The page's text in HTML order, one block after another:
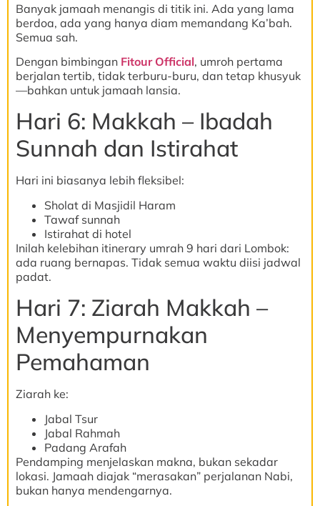
Banyak jamaah menangis di titik ini. Ada yang lama
berdoa, ada yang hanya diam memandang Ka’bah.
Semua sah.
Dengan bimbingan Fitour Official, umroh pertama
berjalan tertib, tidak terburu-buru, dan tetap khusyuk
—bahkan untuk jamaah lansia.
Hari 6: Makkah – Ibadah
Sunnah dan Istirahat
Hari ini biasanya lebih fleksibel:
Sholat di Masjidil Haram
Tawaf sunnah
Istirahat di hotel
Inilah kelebihan itinerary umrah 9 hari dari Lombok:
ada ruang bernapas. Tidak semua waktu diisi jadwal
padat.
Hari 7: Ziarah Makkah –
Menyempurnakan
Pemahaman
Ziarah ke:
Jabal Tsur
Jabal Rahmah
Padang Arafah
Pendamping menjelaskan makna, bukan sekadar
lokasi. Jamaah diajak “merasakan” perjalanan Nabi,
bukan hanya mendengarnya.